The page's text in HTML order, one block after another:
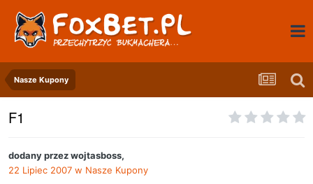
Nasze Kupony
F1
dodany przezwojtasboss,
22 Lipiec 2007 w Nasze Kupony